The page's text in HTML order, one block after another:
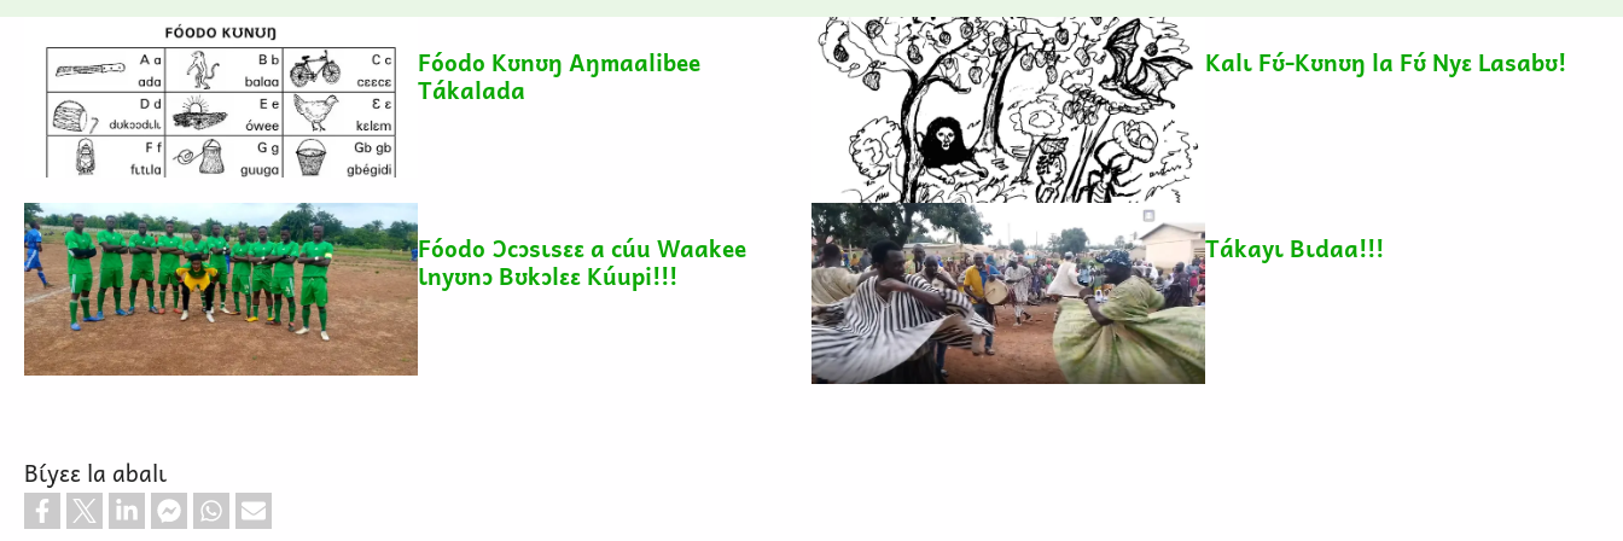
Fóodo Kʊnʊŋ Aŋmaalibee
Tákalada
Kalɩ Fʊ́-Kʊnʊŋ la Fʊ́ Nyɛ Lasabʊ!
Fóodo Ɔcɔsɩsɛɛ a cúu Waakee
Ɩnyʊnɔ Bʊkɔlɛɛ Kúupi!!!
Tákayɩ Bɩdaa!!!
Bɩ́yɛɛ la abalɩ